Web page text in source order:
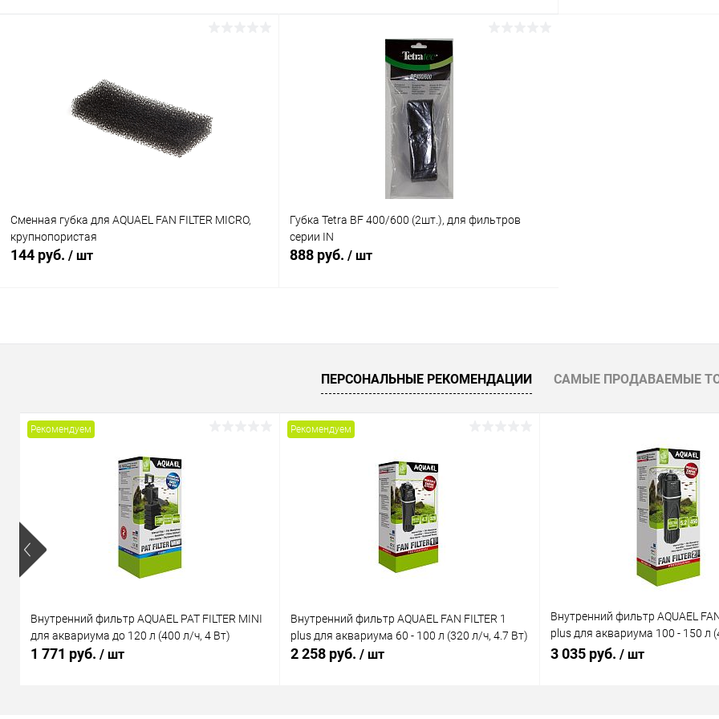
Купить в 1 клик
В избранное В наличии
В корзину
Сменная губка для AQUAEL FAN FILTER MICRO,
крупнопористая
144 руб. / шт
Губка Tetra BF 400/600 (2шт.), для фильтров
серии IN
888 руб. / шт
В наличии
ПЕРСОНАЛЬНЫЕ РЕКОМЕНДАЦИИ САМЫЕ ПРОДАВАЕМЫЕ
Рекомендуем
Внутренний фильтр AQUAEL PAT FILTER MINI
для аквариума до 120 л (400 л/ч, 4 Вт)
1 771 руб. / шт
Рекомендуем
Внутренний фильтр AQUAEL FAN FILTER 1
plus для аквариума 60 - 100 л (320 л/ч, 4.7 Вт)
2 258 руб. / шт
Внутренний фильтр AQUAEL
plus для аквариума 100 - 150 л
Вт)
3 035 руб. / шт